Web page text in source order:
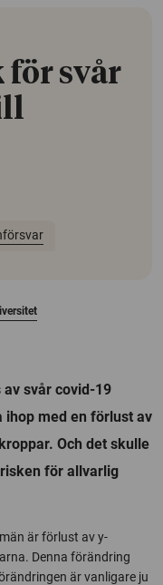
för svår
svår covid-19
ihop med en förlust av
Och det skulle
för allvarlig
är förlust av y-
Denna förändring
är vanligare ju